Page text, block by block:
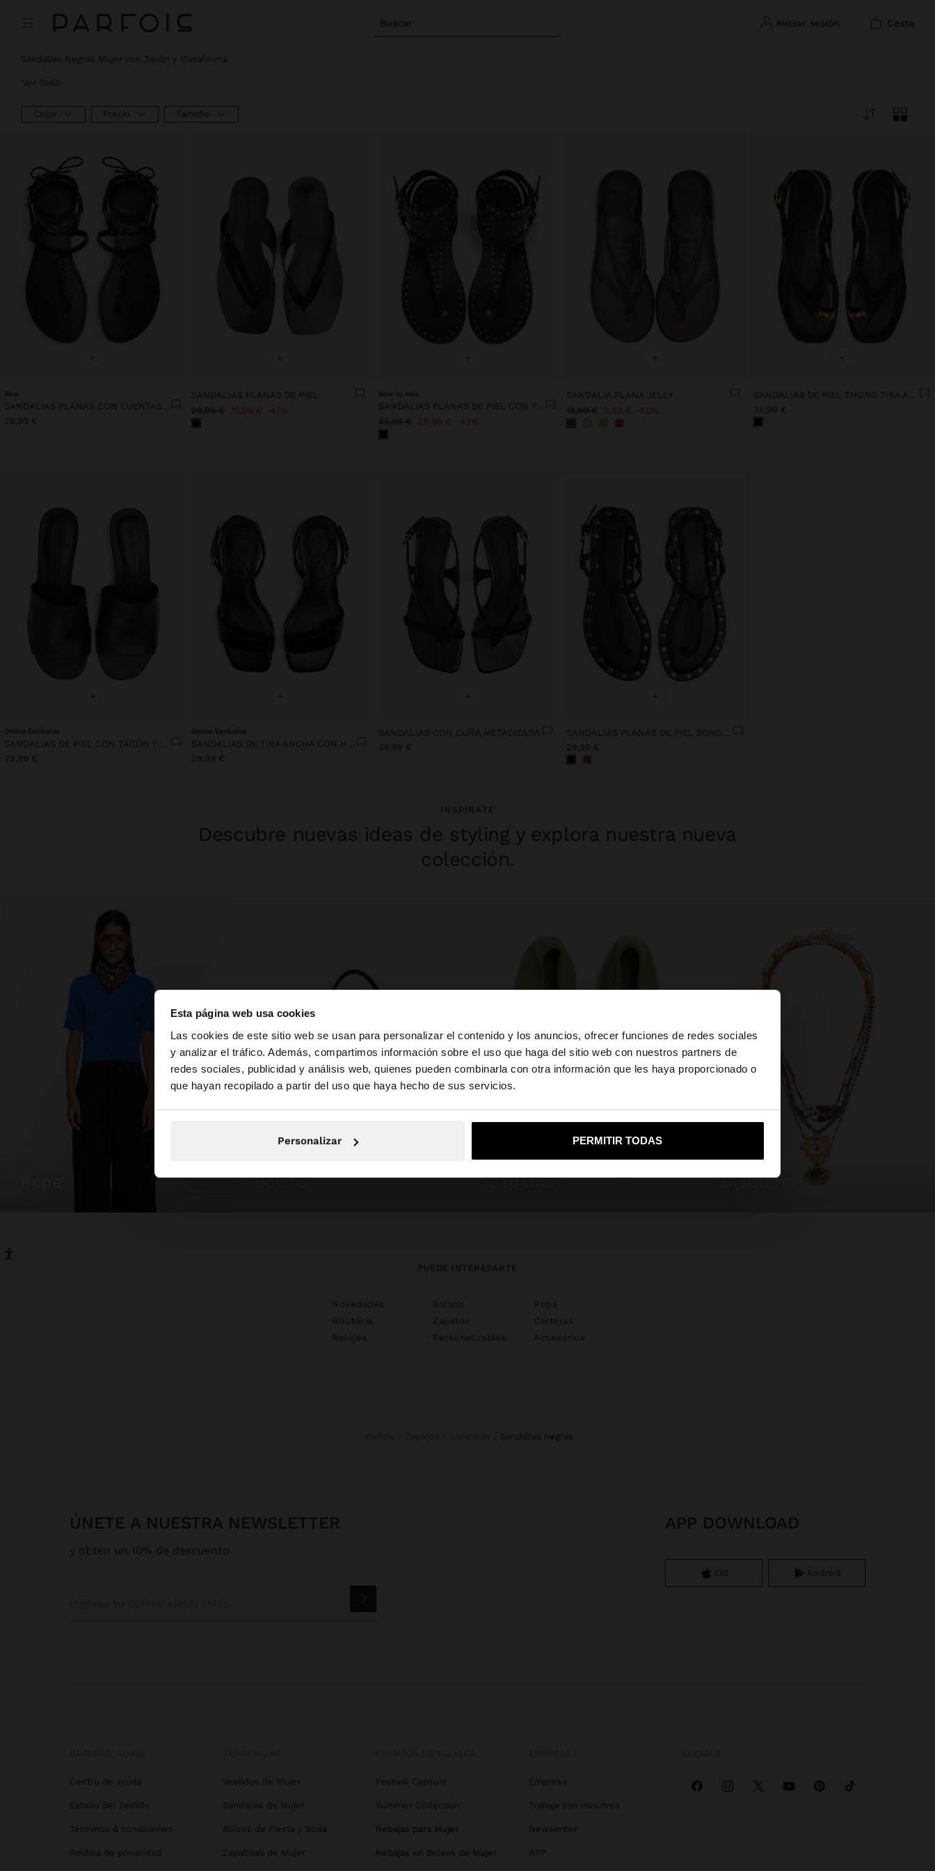
Esta página web usa cookies
Las cookies de este sitio web se usan para personalizar el contenido y los anuncios, ofrecer funciones de redes sociales
y analizar el tráfico. Además, compartimos información sobre el uso que haga del sitio web con nuestros partners de
redes sociales, publicidad y análisis web, quienes pueden combinarla con otra información que les haya proporcionado o
que hayan recopilado a partir del uso que haya hecho de sus servicios.
Personalizar PERMITIR TODAS
Buscar iniciar sesión cesta
hola ×
Estás accediendo a la web de España. ¿Quieres ir a la web de United States?
No, continuar en la web de España Sí, llévame a United States
Sandalias Negras Mujer con Tacón y Plataforma
Ver Todo
Color Precio Tamaño
+
New
SANDALIAS PLANAS CON CUENTAS METÁLICAS
29,99 €
+
SANDALIAS PLANAS DE PIEL
29,99 € 15,99 € 47%
+
New to sale
SANDALIAS PLANAS DE PIEL CON TACHUELAS
45,99 € 25,99 € 43%
+
SANDALIA PLANA JELLY
19,99 € 9,99 € 50%
+
SANDALIAS DE PIEL THONG TIRA AL TOBILLO
35,99 €
+
Online Exclusive
SANDALIAS DE PIEL CON TACÓN Y TIRA ANCHA
39,99 €
+
Online Exclusive
SANDALIAS DE TIRA ANCHA CON HEBILLA
29,99 €
+
SANDALIAS CON CUÑA METALIZADA
35,99 €
+
SANDALIAS PLANAS DE PIEL BORDE CON TACHUELAS
29,99 €
INSPÍRATE
Descubre nuevas ideas de styling y explora nuestra nueva
colección.
bolsos zapatos bisutería
PUEDE INTERESARTE
Novedades Bolsos
Ropa
Bisutería
Zapatos
Carteras
Relojes
Personalizables Accesorios
sandalias negras
ÚNETE A NUESTRA NEWSLETTER
y obtén un 10% de descuento
APP DOWNLOAD
iOS Android
Centro de ayuda
Estado del pedido
Términos & condiciones
Política de privacidad
Vestidos de Mujer
Sandalias de Mujer
Bolsos de Fiesta y Boda
Zapatillas de Mujer
Festival Capsule
Summer Collection
Rebajas para Mujer
Rebajas en Bolsos de Mujer
Empresa
Trabaja con nosotros
Newsletter
APP